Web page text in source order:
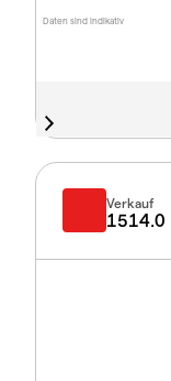
Daten sind indikativ
Verkauf
1514.0